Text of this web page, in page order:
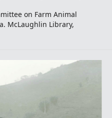
on Farm Animal
McLaughlin Library,